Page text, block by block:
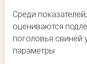
Среди
оцениваются
поголовья свиней
параметры: